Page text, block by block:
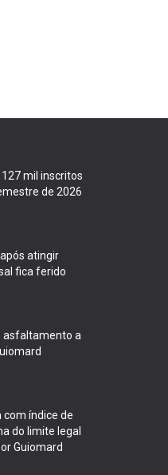
mil inscritos
de 2026
atingir
fica ferido
asfaltamento a
com índice de
do limite legal
Guiomard